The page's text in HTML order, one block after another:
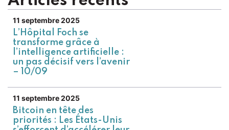
11 septembre 2025
L’Hôpital Foch se
transforme grâce à
l’intelligence artificielle :
un pas décisif vers l’avenir
– 10/09
11 septembre 2025
Bitcoin en tête des
priorités : Les États-Unis